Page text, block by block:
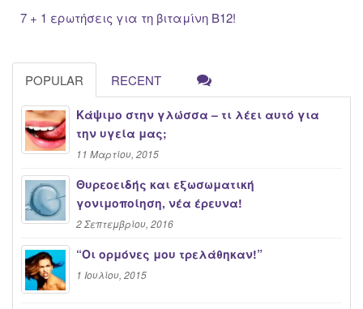
7 + 1 ερωτήσεις για τη βιταμίνη Β12!
POPULAR RECENT
Κάψιμο στην γλώσσα – τι λέει αυτό για
την υγεία μας;
11 Μαρτίου, 2015
Θυρεοειδής και εξωσωματική
γονιμοποίηση, νέα έρευνα!
2 Σεπτεμβρίου, 2016
“Oι ορμόνες μου τρελάθηκαν!”
1 Ιουλίου, 2015